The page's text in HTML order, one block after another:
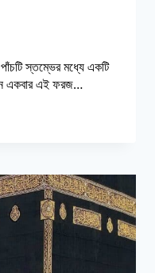
স্তম্ভের মধ্যে একটি
একবার এই ফরজ…